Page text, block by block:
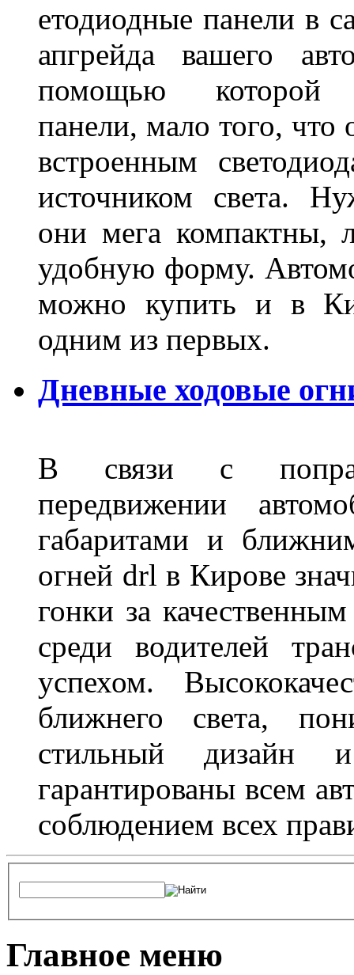
етодиодные панели в
апгрейда вашего
помощью
панели, мало того, что
встроенным
источником света.
они мега компактны,
удобную форму.
можно купить и в
одним из первых.
Дневные ходовые
В связи с
передвижении
габаритами и
огней drl в Кирове
гонки за
среди водителей
успехом.
ближнего света,
стильный дизайн
гарантированы всем
соблюдением всех
Главное меню